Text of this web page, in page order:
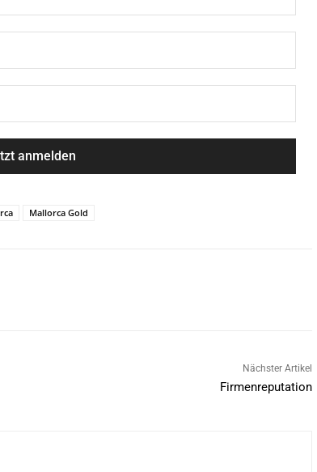
Mallorca Gold
Nächster Artikel
Firmenreputation